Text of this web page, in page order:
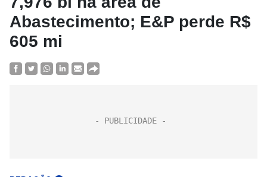
Abastecimento; E&P perde R$
605 mi